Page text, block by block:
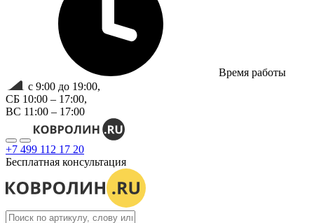
Время работы
с 9:00 до 19:00,
СБ 10:00 – 17:00,
ВС 11:00 – 17:00
+7 499 112 17 20
Бесплатная консультация